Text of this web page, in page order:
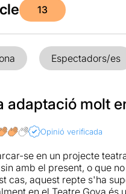
13
Espectadors/es
adaptació molt
Opinió verificada
se en un projecte
amb el present, o que
cas, aquest repte s'ha
en el Teatre Goya és